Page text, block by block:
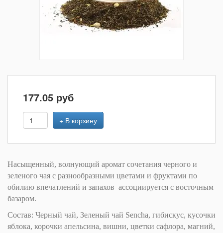
177.05 руб
+ В корзину
Насыщенный, волнующий аромат сочетания черного и
зеленого чая с разнообразными цветами и фруктами по
обилию впечатлений и запахов ассоциируется с восточным
базаром.
Состав: Черный чай, Зеленый чай Sencha, гибискус, кусочки
яблока, корочки апельсина, вишни, цветки сафлора, магний,